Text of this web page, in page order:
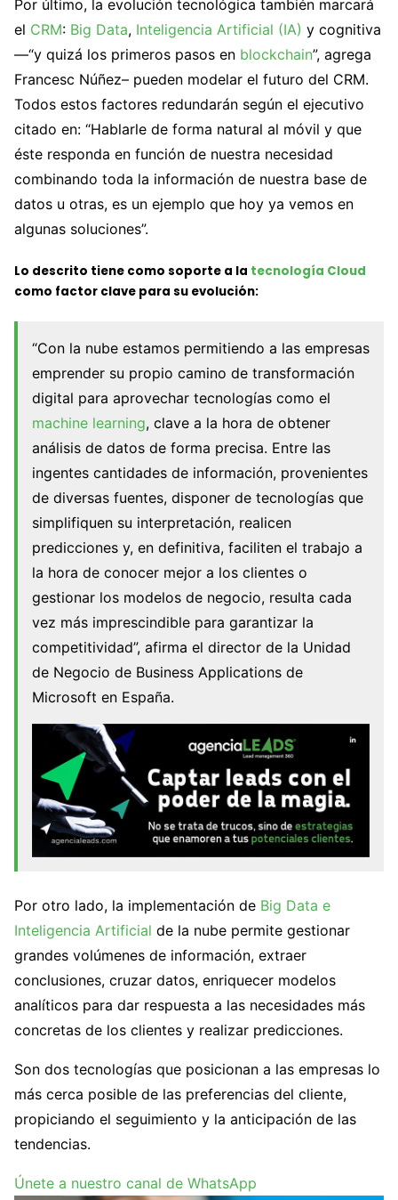
Por último, la evolución tecnológica también marcará
el CRM: Big Data, Inteligencia Artificial (IA) y cognitiva
—“y quizá los primeros pasos en blockchain”, agrega
Francesc Núñez– pueden modelar el futuro del CRM.
Todos estos factores redundarán según el ejecutivo
citado en: “Hablarle de forma natural al móvil y que
éste responda en función de nuestra necesidad
combinando toda la información de nuestra base de
datos u otras, es un ejemplo que hoy ya vemos en
algunas soluciones”.
Lo descrito tiene como soporte a la tecnología Cloud
como factor clave para su evolución:
“Con la nube estamos permitiendo a las empresas
emprender su propio camino de transformación
digital para aprovechar tecnologías como el
machine learning, clave a la hora de obtener
análisis de datos de forma precisa. Entre las
ingentes cantidades de información, provenientes
de diversas fuentes, disponer de tecnologías que
simplifiquen su interpretación, realicen
predicciones y, en definitiva, faciliten el trabajo a
la hora de conocer mejor a los clientes o
gestionar los modelos de negocio, resulta cada
vez más imprescindible para garantizar la
competitividad”, afirma el director de la Unidad
de Negocio de Business Applications de
Microsoft en España.
Por otro lado, la implementación de Big Data e
Inteligencia Artificial de la nube permite gestionar
grandes volúmenes de información, extraer
conclusiones, cruzar datos, enriquecer modelos
analíticos para dar respuesta a las necesidades más
concretas de los clientes y realizar predicciones.
Son dos tecnologías que posicionan a las empresas lo
más cerca posible de las preferencias del cliente,
propiciando el seguimiento y la anticipación de las
tendencias.
Únete a nuestro canal de WhatsApp